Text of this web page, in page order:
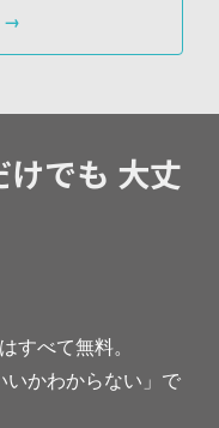
→
けでも 大丈
すべて無料。
いかわからない」で